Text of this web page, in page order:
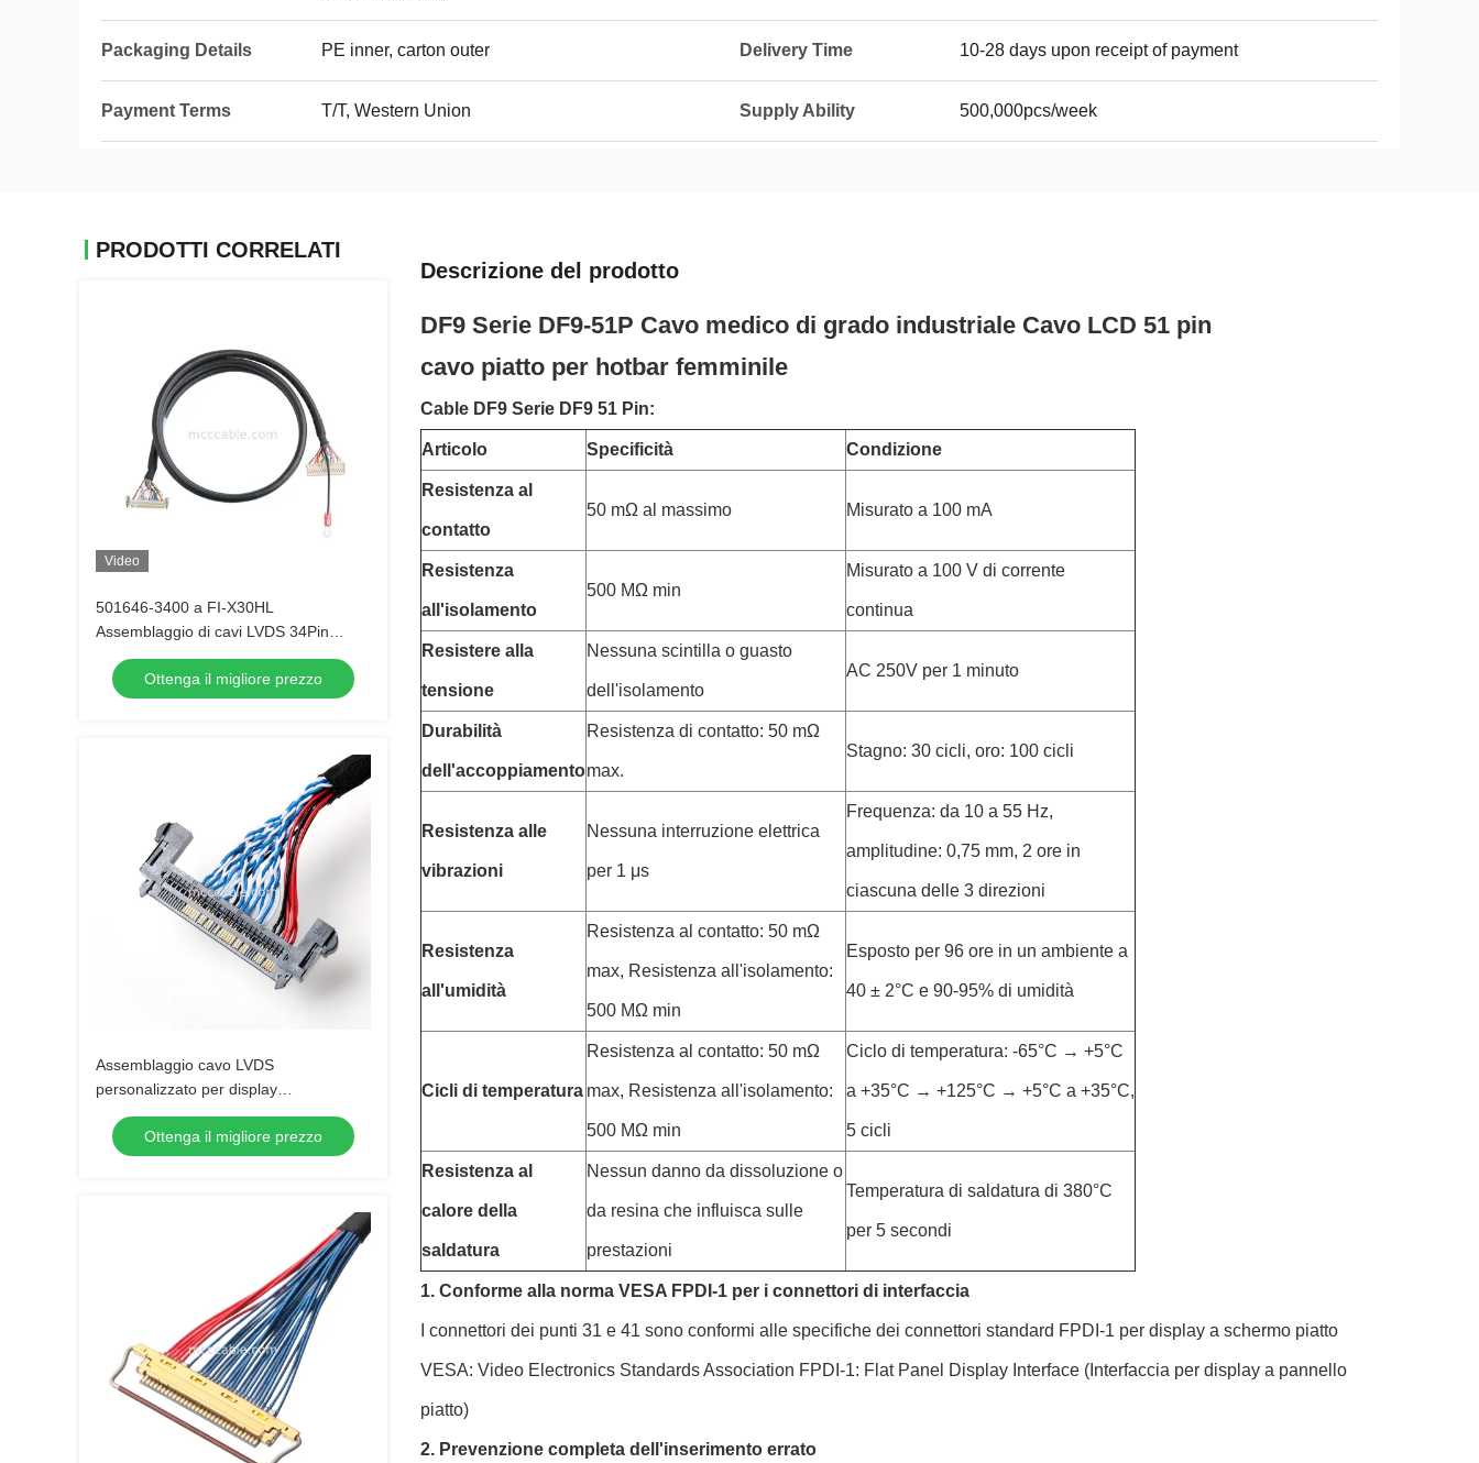
Packaging Details PE inner, carton outer Delivery Time 10-28 days upon receipt of payment
Payment Terms T/T, Western Union Supply Ability 500,000pcs/week
PRODOTTI CORRELATI
Video
501646-3400 a FI-X30HL
Assemblaggio di cavi LVDS 34Pin
UL20276 10 coppia
Ottenga il migliore prezzo
Assemblaggio cavo LVDS
personalizzato per display
P320HVN02.0 con JAE e DF13
Ottenga il migliore prezzo
Descrizione del prodotto
DF9 Serie DF9-51P Cavo medico di grado industriale Cavo LCD 51 pin
cavo piatto per hotbar femminile
Cable DF9 Serie DF9 51 Pin:
Articolo Specificità Condizione
Resistenza al
contatto
50 mΩ al massimo Misurato a 100 mA
Resistenza
all'isolamento
500 MΩ min
Misurato a 100 V di corrente
continua
Resistere alla
tensione
Nessuna scintilla o guasto
dell'isolamento
AC 250V per 1 minuto
Durabilità
dell'accoppiamento
Resistenza di contatto: 50 mΩ
max.
Stagno: 30 cicli, oro: 100 cicli
Resistenza alle
vibrazioni
Nessuna interruzione elettrica
per 1 μs
Frequenza: da 10 a 55 Hz,
amplitudine: 0,75 mm, 2 ore in
ciascuna delle 3 direzioni
Resistenza
all'umidità
Resistenza al contatto: 50 mΩ
max, Resistenza all'isolamento:
500 MΩ min
Esposto per 96 ore in un ambiente a
40 ± 2°C e 90-95% di umidità
Cicli di temperatura
Resistenza al contatto: 50 mΩ
max, Resistenza all'isolamento:
500 MΩ min
Ciclo di temperatura: -65°C → +5°C
a +35°C → +125°C → +5°C a +35°C,
5 cicli
Resistenza al
calore della
saldatura
Nessun danno da dissoluzione o
da resina che influisca sulle
prestazioni
Temperatura di saldatura di 380°C
per 5 secondi
1. Conforme alla norma VESA FPDI-1 per i connettori di interfaccia
I connettori dei punti 31 e 41 sono conformi alle specifiche dei connettori standard FPDI-1 per display a schermo piatto
VESA: Video Electronics Standards Association FPDI-1: Flat Panel Display Interface (Interfaccia per display a pannello
piatto)
2. Prevenzione completa dell'inserimento errato